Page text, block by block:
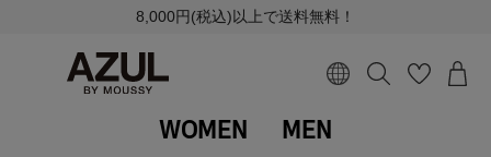
8,000円(税込)以上で送料無料！
WOMEN MEN